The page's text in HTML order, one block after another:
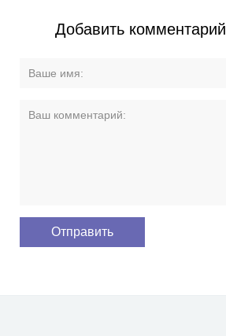
Добавить комментарий